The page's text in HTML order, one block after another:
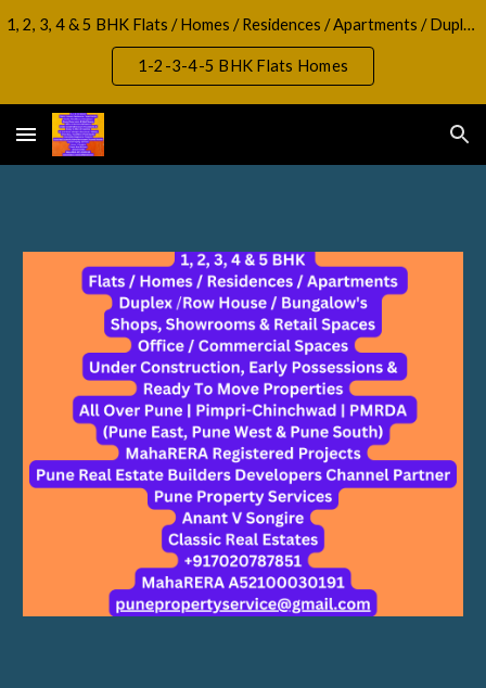
Skip to navigation
1, 2, 3, 4 & 5 BHK Flats / Homes / Residences / Apartments / Duplex / RowHouse / Bungalow, Shops, Showrooms & Retail Spaces Office / Commercial Spaces
1-2-3-4-5 BHK Flats Homes